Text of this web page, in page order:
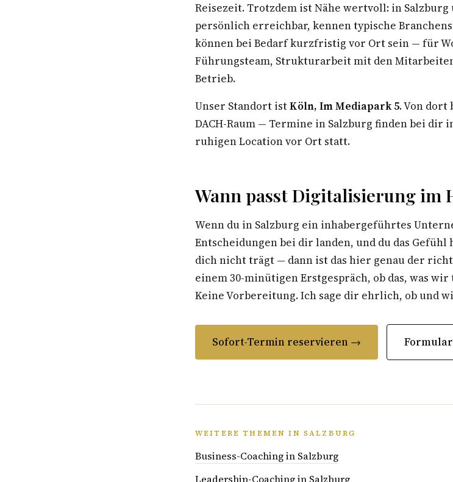
Reisezeit. Trotzdem ist Nähe wertvoll: in
persönlich erreichbar, kennen typische
können bei Bedarf kurzfristig vor Ort sein — für
Führungsteam, Strukturarbeit mit den
Betrieb.
Unser Standort istKöln, Im Mediapark 5. Von dort
DACH-Raum — Termine in Salzburg finden bei
ruhigen Location vor Ort statt.
Wann passt Digitalisierung im
Wenn du in Salzburg ein inhabergeführtes
Entscheidungen bei dir landen, und du das Gefühl
dich nicht trägt — dann ist das hier genau der
einem 30-minütigen Erstgespräch, ob das, was
Keine Vorbereitung. Ich sage dir ehrlich, ob und
Sofort-Termin reservieren →
WEITERE THEMEN IN SALZBURG
Business-Coaching in Salzburg
Leadership-Coaching in Salzburg